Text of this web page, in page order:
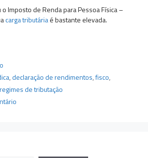
o Imposto de Renda para Pessoa Física –
carga tributáriaé bastante elevada.
,declaração de rendimentos,fisco,
regimes de tributação